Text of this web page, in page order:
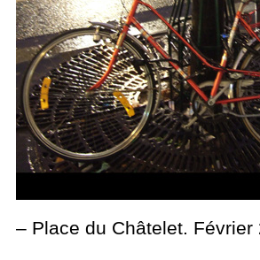
– Place du Châtelet. Février